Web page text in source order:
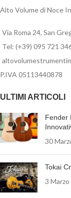
Alto Volume di Noce
Via Roma 24, San
Tel: (+39) 095 721
P.IVA 05113440878
ULTIMI ARTICOLI
Fender
30
Tokai
3